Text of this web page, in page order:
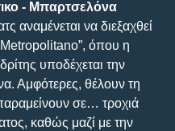
- Μπαρτσελόνα
αναμένεται να διεξαχθεί
όπου η
υποδέχεται την
Αμφότερες, θέλουν τη
σε… τροχιά
καθώς μαζί με την